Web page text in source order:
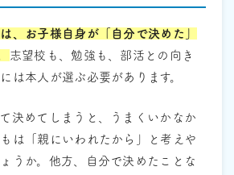
、お子様自身が「自分で決めた」
志望校も、勉強も、部活との向き
は本人が選ぶ必要があります。
決めてしまうと、うまくいかなか
は「親にいわれたから」と考えや
うか。他方、自分で決めたことな